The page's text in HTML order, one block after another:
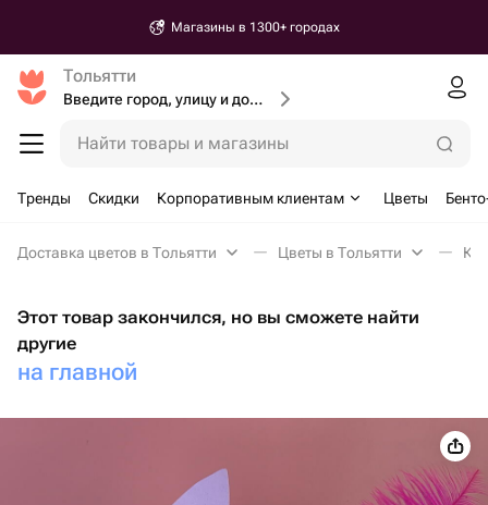
Магазины в 1300+ городах
Тольятти
Введите город, улицу и дом доставки
Найти товары и магазины
Тренды Скидки Корпоративным клиентам Цветы
Доставка цветов в Тольятти Цветы в Тольятти
Этот товар закончился, но вы сможете найти
другие
на главной